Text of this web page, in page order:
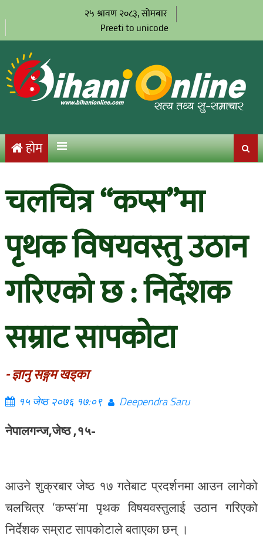
२५ श्रावण २०८३, सोमबार
Preeti to unicode
होम
चलचित्र “कप्स”मा
पृथक विषयवस्तु उठान
गरिएको छ : निर्देशक
सम्राट सापकोटा
- ज्ञानु सङ्गम खड्का
१५ जेष्ठ २०७६ १७:०९ Deependra Saru
नेपालगन्ज,जेष्ठ ,१५-
आउने शुक्रबार जेष्ठ १७ गतेबाट प्रदर्शनमा आउन लागेको
चलचित्र ‘कप्स’मा पृथक विषयवस्तुलाई उठान गरिएको
निर्देशक सम्राट सापकोटाले बताएका छन् ।